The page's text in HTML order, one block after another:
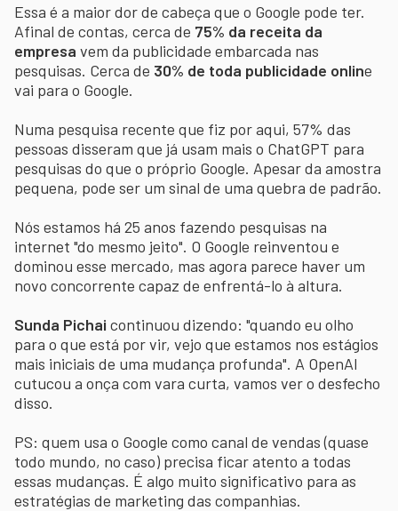
Essa é a maior dor de cabeça que o Google pode ter.
Afinal de contas, cerca de 75% da receita da
empresa vem da publicidade embarcada nas
pesquisas. Cerca de 30% de toda publicidade online
vai para o Google.
Numa pesquisa recente que fiz por aqui, 57% das
pessoas disseram que já usam mais o ChatGPT para
pesquisas do que o próprio Google. Apesar da amostra
pequena, pode ser um sinal de uma quebra de padrão.
Nós estamos há 25 anos fazendo pesquisas na
internet "do mesmo jeito". O Google reinventou e
dominou esse mercado, mas agora parece haver um
novo concorrente capaz de enfrentá-lo à altura.
Sunda Pichai continuou dizendo: "quando eu olho
para o que está por vir, vejo que estamos nos estágios
mais iniciais de uma mudança profunda". A OpenAI
cutucou a onça com vara curta, vamos ver o desfecho
disso.
PS: quem usa o Google como canal de vendas (quase
todo mundo, no caso) precisa ficar atento a todas
essas mudanças. É algo muito significativo para as
estratégias de marketing das companhias.